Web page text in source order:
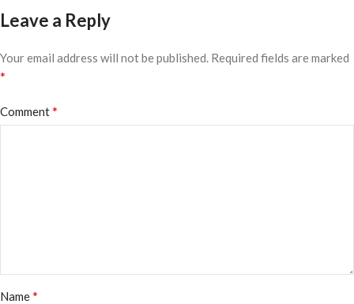
Leave a Reply
Your email address will not be published. Required fields are marked
*
Comment*
Name*